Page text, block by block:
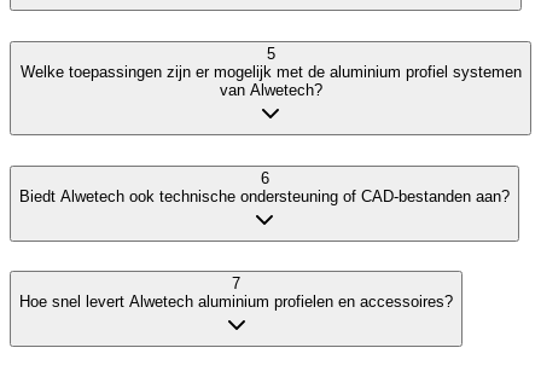
5
Welke toepassingen zijn er mogelijk met de aluminium profiel systemen
van Alwetech?
6
Biedt Alwetech ook technische ondersteuning of CAD-bestanden aan?
7
Hoe snel levert Alwetech aluminium profielen en accessoires?